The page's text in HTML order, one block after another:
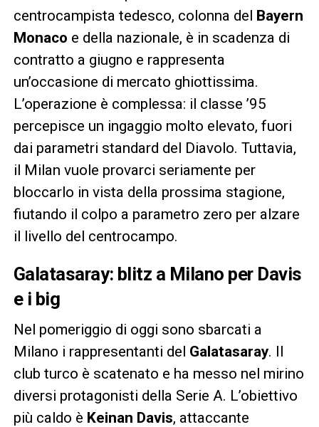
centrocampista tedesco, colonna del Bayern
Monaco e della nazionale, è in scadenza di
contratto a giugno e rappresenta
un’occasione di mercato ghiottissima.
L’operazione è complessa: il classe ’95
percepisce un ingaggio molto elevato, fuori
dai parametri standard del Diavolo. Tuttavia,
il Milan vuole provarci seriamente per
bloccarlo in vista della prossima stagione,
fiutando il colpo a parametro zero per alzare
il livello del centrocampo.
Galatasaray: blitz a Milano per Davis
e i big
Nel pomeriggio di oggi sono sbarcati a
Milano i rappresentanti del Galatasaray. Il
club turco è scatenato e ha messo nel mirino
diversi protagonisti della Serie A. L’obiettivo
più caldo è Keinan Davis, attaccante